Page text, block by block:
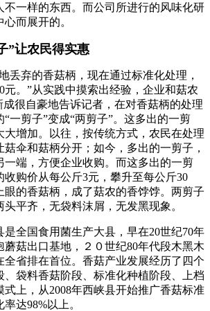
不一样的东西。而公司所进行的风味化研
而展开的。
”让农民得实惠
弃的香菇柄，现在通过标准化处理，
元。”从实践中摸索出经验，企业和菇农
成很自豪地告诉记者，在对香菇柄的处理
一剪子”变成“两剪子”。这多出的一剪
大增加。以往，按传统方式，农民在处理
伞和菇柄分开；如今，多出的一剪子，
一端，方便企业收购。而这多出的一剪
收购价从每公斤3元，攀升至每公斤30
眼的香菇柄，成了菇农的香饽饽。两剪子
平齐，无袋料沫屑，无发黑现象。
全国食用菌生产大县，早在20世纪70年
蘑菇出口基地，２０世纪80年代段木黑木
全省排在首位。香菇产业发展经历了四个
、袋料香菇阶段、标准化种植阶段、上档
式上，从2008年西峡县开始推广香菇标准
达98%以上。